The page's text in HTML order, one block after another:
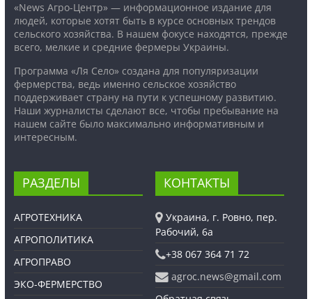
«News Агро-Центр» — информационное издание для
людей, которые хотят быть в курсе основных трендов
сельского хозяйства. В нашем фокусе находятся, прежде
всего, мелкие и средние фермеры Украины.
Программа «Ля Село» создана для популяризации
фермерства, ведь именно сельское хозяйство
поддерживает страну на пути к успешному развитию.
Наши журналисты сделают все, чтобы пребывание на
нашем сайте было максимально информативным и
интересным.
РАЗДЕЛЫ
АГРОТЕХНИКА
АГРОПОЛИТИКА
АГРОПРАВО
ЭКО-ФЕРМЕРСТВО
КОНТАКТЫ
Украина, г. Ровно, пер.
Рабочий, 6а
+38 067 364 71 72
agroc.news@gmail.com